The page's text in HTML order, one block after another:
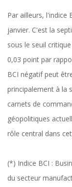
Par ailleurs, l'indice
janvier. C'est la
sous le seuil
0,03 point par
BCI négatif peut
principalement à la
carnets de
géopolitiques
rôle central dans
(*) Indice BCI :
du secteur